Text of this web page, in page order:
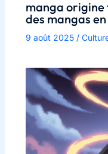
manga origine
des mangas
9 août 2025 /